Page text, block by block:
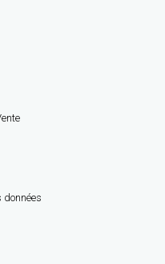
données